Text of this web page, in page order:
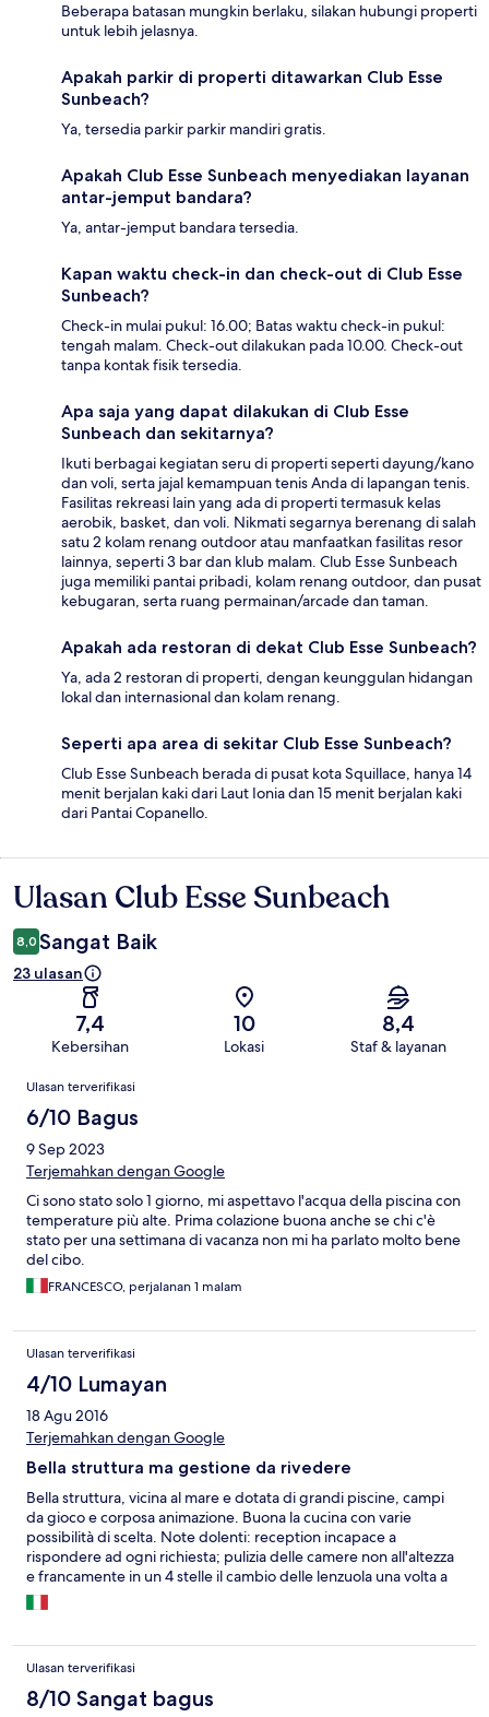
Beberapa batasan mungkin berlaku, silakan hubungi properti
untuk lebih jelasnya.
Apakah parkir di properti ditawarkan Club Esse
Sunbeach?
Ya, tersedia parkir parkir mandiri gratis.
Apakah Club Esse Sunbeach menyediakan layanan
antar-jemput bandara?
Ya, antar-jemput bandara tersedia.
Kapan waktu check-in dan check-out di Club Esse
Sunbeach?
Check-in mulai pukul: 16.00; Batas waktu check-in pukul:
tengah malam. Check-out dilakukan pada 10.00. Check-out
tanpa kontak fisik tersedia.
Apa saja yang dapat dilakukan di Club Esse
Sunbeach dan sekitarnya?
Ikuti berbagai kegiatan seru di properti seperti dayung/kano
dan voli, serta jajal kemampuan tenis Anda di lapangan tenis.
Fasilitas rekreasi lain yang ada di properti termasuk kelas
aerobik, basket, dan voli. Nikmati segarnya berenang di salah
satu 2 kolam renang outdoor atau manfaatkan fasilitas resor
lainnya, seperti 3 bar dan klub malam. Club Esse Sunbeach
juga memiliki pantai pribadi, kolam renang outdoor, dan pusat
kebugaran, serta ruang permainan/arcade dan taman.
Apakah ada restoran di dekat Club Esse Sunbeach?
Ya, ada 2 restoran di properti, dengan keunggulan hidangan
lokal dan internasional dan kolam renang.
Seperti apa area di sekitar Club Esse Sunbeach?
Club Esse Sunbeach berada di pusat kota Squillace, hanya 14
menit berjalan kaki dari Laut Ionia dan 15 menit berjalan kaki
dari Pantai Copanello.
Ulasan
Ulasan Club Esse Sunbeach
8,0 Sangat Baik
23 ulasan
7,4
Kebersihan
10
Lokasi
8,4
Staf & layanan
Ulasan
Ulasan terverifikasi
6/10 Bagus
9 Sep 2023
Terjemahkan dengan Google
Ci sono stato solo 1 giorno, mi aspettavo l'acqua della piscina con
temperature più alte. Prima colazione buona anche se chi c'è
stato per una settimana di vacanza non mi ha parlato molto bene
del cibo.
FRANCESCO, perjalanan 1 malam
Ulasan terverifikasi
4/10 Lumayan
18 Agu 2016
Terjemahkan dengan Google
Bella struttura ma gestione da rivedere
Bella struttura, vicina al mare e dotata di grandi piscine, campi
da gioco e corposa animazione. Buona la cucina con varie
possibilità di scelta. Note dolenti: reception incapace a
rispondere ad ogni richiesta; pulizia delle camere non all'altezza
e francamente in un 4 stelle il cambio delle lenzuola una volta a
settimana è inadeguato. Camere piccole e sistemazione delle
culle per infant del tutto improvvisate.
Ulasan terverifikasi
8/10 Sangat bagus